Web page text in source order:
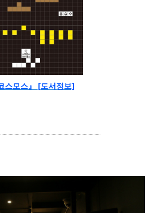
스모스』 [도서정보]